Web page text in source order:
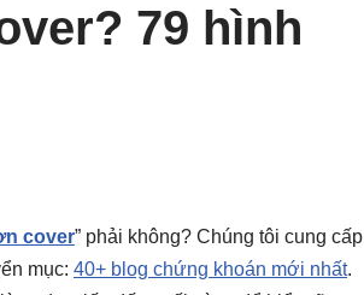
79 hình
cover” phải không? Chúng tôi cung cấp
mục: 40+ blog chứng khoán mới nhất.